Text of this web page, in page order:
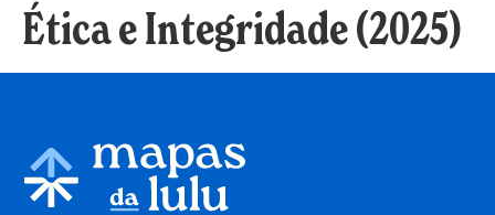
Ética e Integridade (2025)